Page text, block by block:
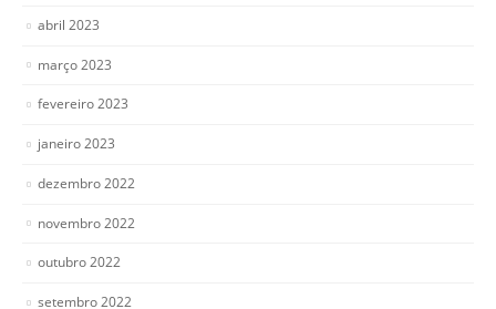
abril 2023
março 2023
fevereiro 2023
janeiro 2023
dezembro 2022
novembro 2022
outubro 2022
setembro 2022